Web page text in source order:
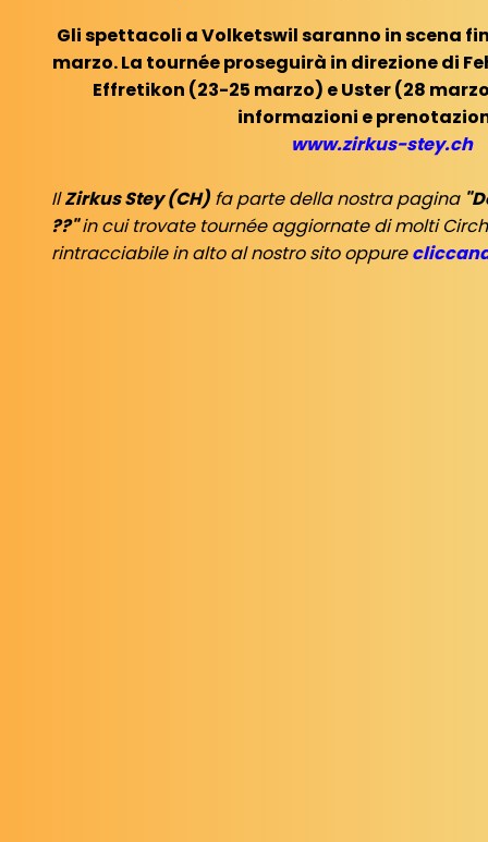
Gli spettacoli a Volketswil saranno in scena
marzo. La tournée proseguirà in direzione di
Effretikon (23-25 marzo) e Uster (28
informazioni e
www.zirkus-stey.ch
IlZirkus Stey (CH) fa parte della nostra pagina
??"in cui trovate tournée aggiornate di molti
rintracciabile in alto al nostro sito oppure